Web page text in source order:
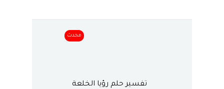
محدث
تفسير حلم رؤيا الخلعة